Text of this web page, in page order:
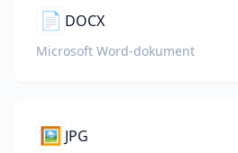
📄 DOCX
Microsoft Word-dokument
🖼️ JPG